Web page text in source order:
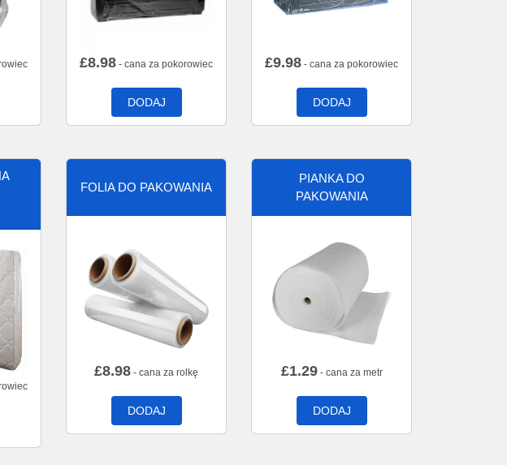
£8.98 - cana za pokorowiec
DODAJ
£9.98 - cana za pokorowiec
DODAJ
FOLIA DO PAKOWANIA
£8.98 - cana za rolkę
DODAJ
PIANKA DO
PAKOWANIA
£1.29- cana za metr
DODAJ